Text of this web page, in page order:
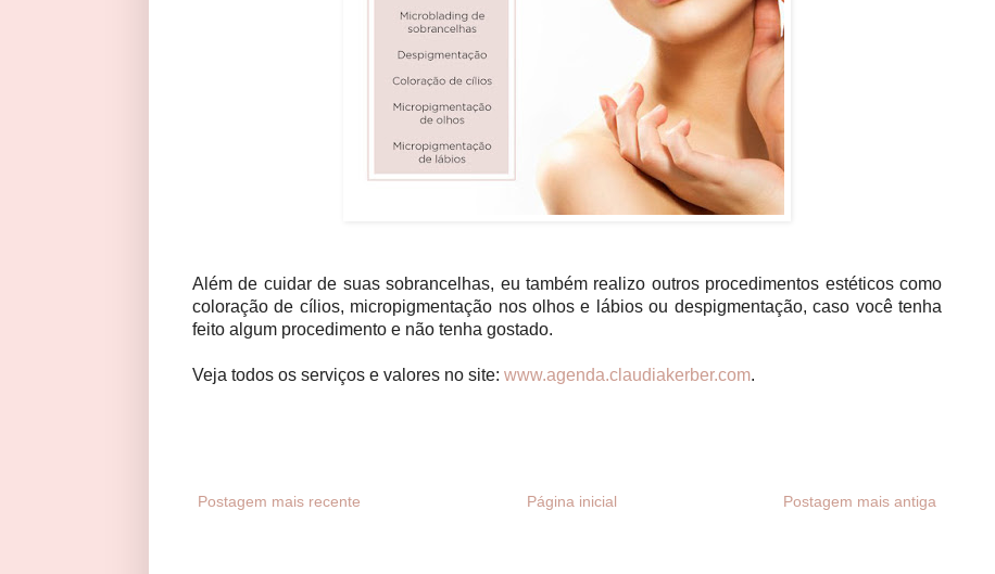
Além de cuidar de suas sobrancelhas, eu também realizo outros procedimentos estéticos como
coloração de cílios, micropigmentação nos olhos e lábios ou despigmentação, caso você tenha
feito algum procedimento e não tenha gostado.
Veja todos os serviços e valores no site: www.agenda.claudiakerber.com.
Postagem mais recente Postagem mais antiga
Página inicial